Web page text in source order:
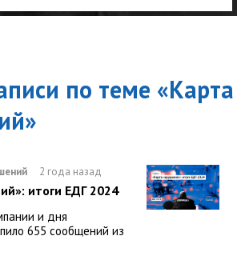
по теме «Карта
»
2 года назад
итоги ЕДГ 2024
и дня
655 сообщений из